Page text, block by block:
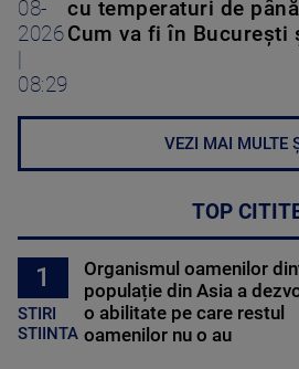
08-
2026
|
08:29
cu temperaturi de
Cum va fi în București
VEZI MAI MULTE
TOP
1
STIRI
STIINTA
Organismul oamenilor
populație din Asia a
o abilitate pe care restul
oamenilor nu o au